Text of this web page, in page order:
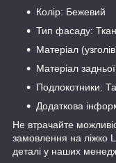
Колір: Бежевий
Тип фасаду:
Матеріал
Матеріал
Подлокотники:
Додаткова
Не втрачайте
замовлення на ліжко
деталі у наших